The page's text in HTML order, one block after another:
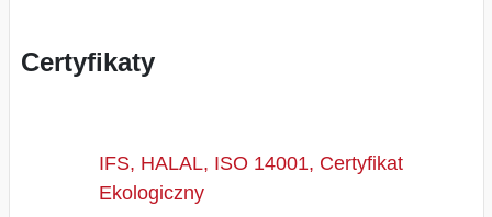
Certyfikaty
IFS, HALAL, ISO 14001, Certyfikat
Ekologiczny